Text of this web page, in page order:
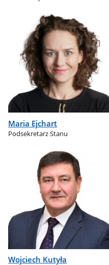
Maria Ejchart
Podsekretarz Stanu
Wojciech Kutyła